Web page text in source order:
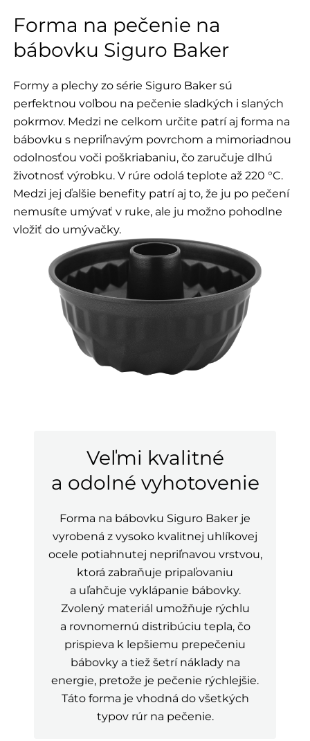
Forma na pečenie na
bábovku Siguro Baker
Formy a plechy zo série Siguro Baker sú
perfektnou voľbou na pečenie sladkých i slaných
pokrmov. Medzi ne celkom určite patrí aj forma na
bábovku s nepriľnavým povrchom a mimoriadnou
odolnosťou voči poškriabaniu, čo zaručuje dlhú
životnosť výrobku. V rúre odolá teplote až 220 °C.
Medzi jej ďalšie benefity patrí aj to, že ju po pečení
nemusíte umývať v ruke, ale ju možno pohodlne
vložiť do umývačky.
Veľmi kvalitné
a odolné vyhotovenie
Forma na bábovku Siguro Baker je
vyrobená z vysoko kvalitnej uhlíkovej
ocele potiahnutej nepriľnavou vrstvou,
ktorá zabraňuje pripaľovaniu
a uľahčuje vyklápanie bábovky.
Zvolený materiál umožňuje rýchlu
a rovnomernú distribúciu tepla, čo
prispieva k lepšiemu prepečeniu
bábovky a tiež šetrí náklady na
energie, pretože je pečenie rýchlejšie.
Táto forma je vhodná do všetkých
typov rúr na pečenie.